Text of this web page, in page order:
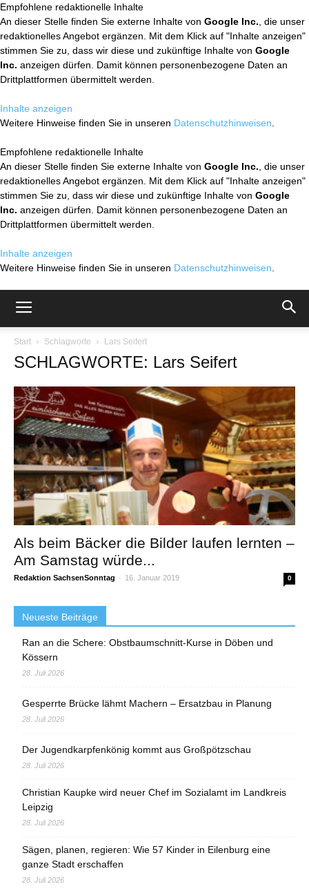
Empfohlene redaktionelle Inhalte
An dieser Stelle finden Sie externe Inhalte von Google Inc. , die unser
redaktionelles Angebot ergänzen. Mit dem Klick auf "Inhalte anzeigen"
stimmen Sie zu, dass wir diese und zukünftige Inhalte von Google
Inc. anzeigen dürfen. Damit können personenbezogene Daten an
Drittplattformen übermittelt werden.
Inhalte anzeigen
Weitere Hinweise finden Sie in unseren Datenschutzhinweisen
Empfohlene redaktionelle Inhalte
An dieser Stelle finden Sie externe Inhalte von Google Inc. , die unser
redaktionelles Angebot ergänzen. Mit dem Klick auf "Inhalte anzeigen"
stimmen Sie zu, dass wir diese und zukünftige Inhalte von Google
Inc. anzeigen dürfen. Damit können personenbezogene Daten an
Drittplattformen übermittelt werden.
Inhalte anzeigen
Weitere Hinweise finden Sie in unseren Datenschutzhinweisen
Start Schlagworte Lars Seifert
SCHLAGWORTE: Lars Seifert
Als beim Bäcker die Bilder laufen lernten –
Am Samstag würde...
Redaktion SachsenSonntag - 16. Januar 2019 0
Neueste Beiträge
Ran an die Schere: Obstbaumschnitt-Kurse in Döben und
Kössern
28. Juli 2026
Gesperrte Brücke lähmt Machern – Ersatzbau in Planung
28. Juli 2026
Der Jugendkarpfenkönig kommt aus Großpötzschau
28. Juli 2026
Christian Kaupke wird neuer Chef im Sozialamt im Landkreis
Leipzig
28. Juli 2026
Sägen, planen, regieren: Wie 57 Kinder in Eilenburg eine
ganze Stadt erschaffen
28. Juli 2026